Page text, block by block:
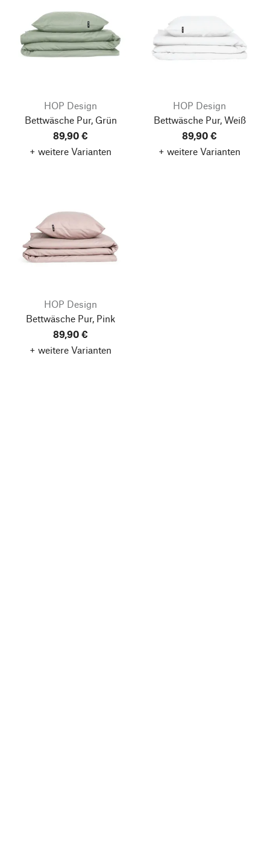
HOP Design
Bettwäsche Pur, Grün
89,90 €
+ weitere Varianten
HOP Design
Bettwäsche Pur, Weiß
89,90 €
+ weitere Varianten
HOP Design
Bettwäsche Pur, Pink
89,90 €
+ weitere Varianten